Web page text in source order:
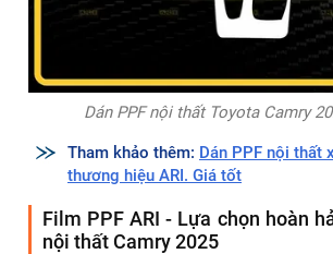
Dán PPF nội thất Toyota Camry
Tham khảo thêm: Dán PPF nội thất
thương hiệu ARI. Giá tốt
Film PPF ARI - Lựa chọn hoàn
nội thất Camry 2025